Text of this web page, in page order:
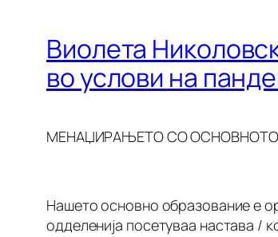
Виолета
во услови на
МЕНАЏИРАЊЕТО СО ОСНОВНОТО
Нашето основно образование е
одделенија посетуваа настава /